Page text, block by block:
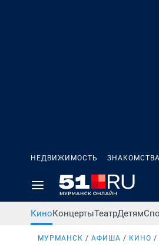
НЕДВИЖИМОСТЬ ЗНАКОМСТВА
КиноКонцертыТеатрДетям
МУРМАНСК АФИША КИНО